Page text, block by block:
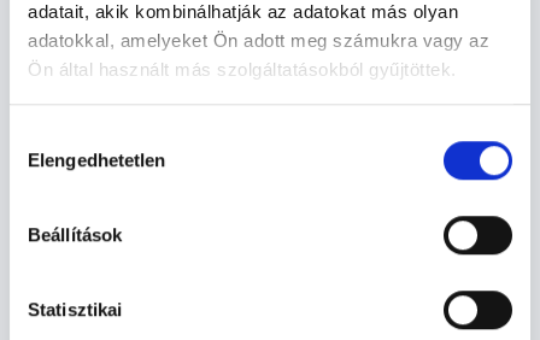
adatait, akik kombinálhatják az adatokat más olyan
adatokkal, amelyeket Ön adott meg számukra vagy az
Ön által használt más szolgáltatásokból gyűjtöttek.
szabályzat:https://foglaljorvost.hu/info/foglaljorvost-
kiválasztása
Elengedhetetlen
Beállítások
Statisztikai
Akupunktőr Budapest, XVIII.
kerület - Akupunktúra
Akupunktúra TERÜLETHEZ KAPCSOLÓDÓ
SZAKTERÜLETEK
Szolgáltatások
Budapesti és vidéki akupunktőr orvosok